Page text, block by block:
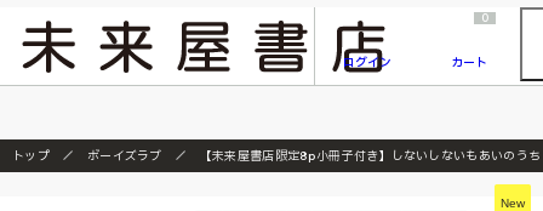
『ONE PIECE magazine 021 ONE PIECEカード付き同梱版』発売延期のご案内
ログイン
0
カート
トップ ボーイズラブ 【未来屋書店限定8p小冊子付き】しないしないもあいのうち
New